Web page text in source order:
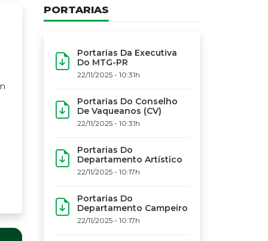
PORTARIAS
Portarias Da Executiva
Do MTG-PR
22/11/2025 - 10:31h
Portarias Do Conselho
De Vaqueanos (CV)
22/11/2025 - 10:31h
Portarias Do
Departamento Artístico
22/11/2025 - 10:17h
Portarias Do
Departamento Campeiro
22/11/2025 - 10:17h